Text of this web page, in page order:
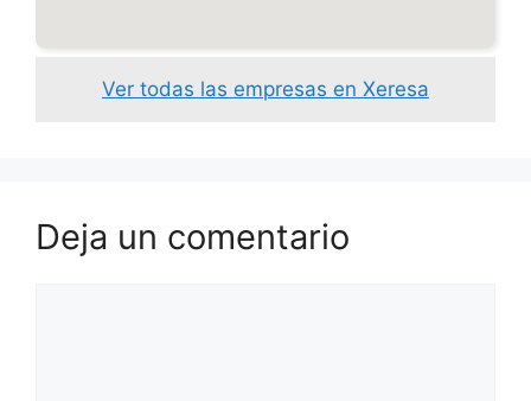
Ver todas las empresas en Xeresa
Deja un comentario